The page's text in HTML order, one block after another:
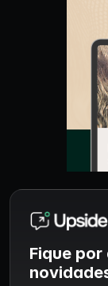
Fique